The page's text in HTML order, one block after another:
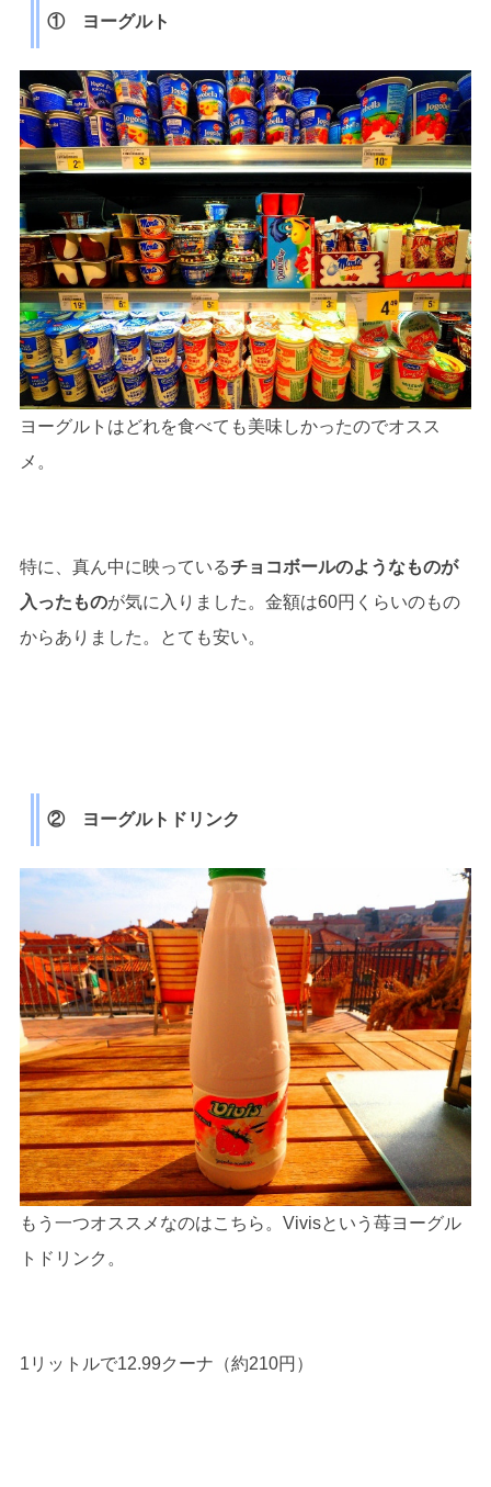
① ヨーグルト
ヨーグルトはどれを食べても美味しかったのでオスス
メ。
特に、真ん中に映っているチョコボールのようなものが
入ったものが気に入りました。金額は60円くらいのもの
からありました。とても安い。
② ヨーグルトドリンク
もう一つオススメなのはこちら。Vivisという苺ヨーグル
トドリンク。
1リットルで12.99クーナ（約210円）